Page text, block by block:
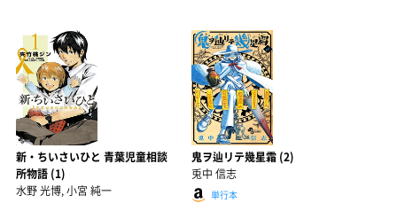
新・ちいさいひと 青葉児童相談
所物語 (1)
水野 光博, 小宮 純一
鬼ヲ辿リテ幾星霜 (2)
兎中 信志
単行本